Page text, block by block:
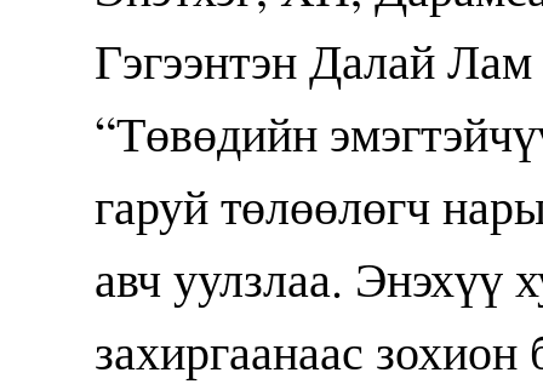
Гэгээнтэн Далай Лам
“Төвөдийн
гаруй төлөөлөгч
авч уулзлаа. Энэхүү
захиргаанаас